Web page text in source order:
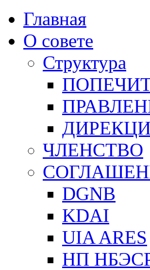
Главная
О совете
Структура
ЧЛЕНСТВО
DGNB
KDAI
UIA ARES
НП